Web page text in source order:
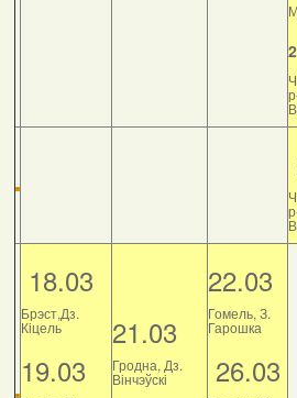
18.03
Брэст,Дз.
Кіцель
19.03
21.03
Гродна, Дз.
Вінчэўскі
22.03
Гомель, З.
Гарошка
26.03